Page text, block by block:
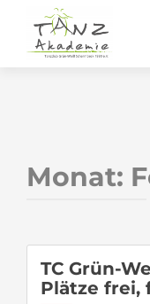
Monat:
TC Grün-
Plätze frei,